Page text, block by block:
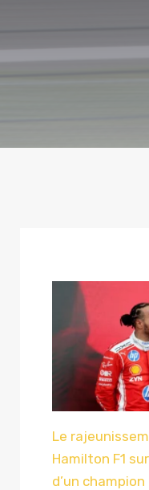
Le
Hamilton F1
d’un champion